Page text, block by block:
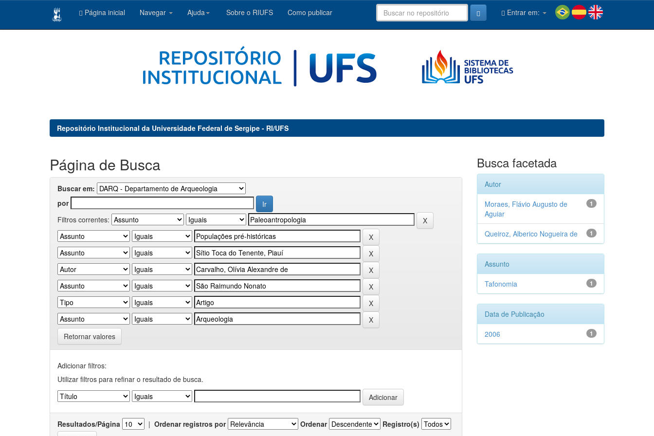
Página inicial Navegar Ajuda Sobre o RIUFS Como publicar Entrar em:
Repositório Institucional da Universidade Federal de Sergipe - RI/UFS
Página de Busca
Buscar em:
por
Filtros correntes:
Retornar valores
Adicionar filtros:
Utilizar filtros para refinar o resultado de busca.
Resultados/Página | Ordenar registros por Ordenar Registro(s)
Busca facetada
Autor
1
Moraes, Flávio Augusto de
Aguiar
1
Queiroz, Alberico Nogueira de
Assunto
1
Tafonomia
Data de Publicação
1
2006